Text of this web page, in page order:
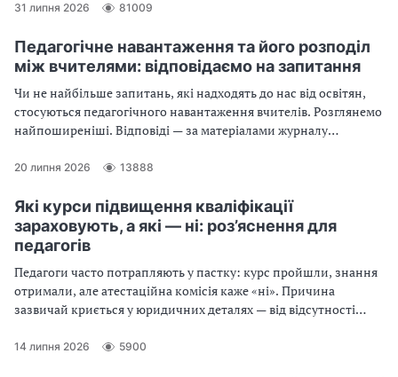
31 липня 2026 81009
Педагогічне навантаження та його розподіл
між вчителями: відповідаємо на запитання
Чи не найбільше запитань, які надходять до нас від освітян,
стосуються педагогічного навантаження вчителів. Розглянемо
найпоширеніші. Відповіді — за матеріалами журналу
20 липня 2026 13888
Які курси підвищення кваліфікації
зараховують, а які — ні: роз’яснення для
педагогів
Педагоги часто потрапляють у пастку: курс пройшли, знання
отримали, але атестаційна комісія каже «ні». Причина
зазвичай криється у юридичних деталях — від відсутності
переліку результатів навчання в самому документі. Читайте,
14 липня 2026 5900